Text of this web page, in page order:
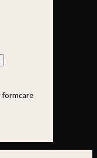
formcare